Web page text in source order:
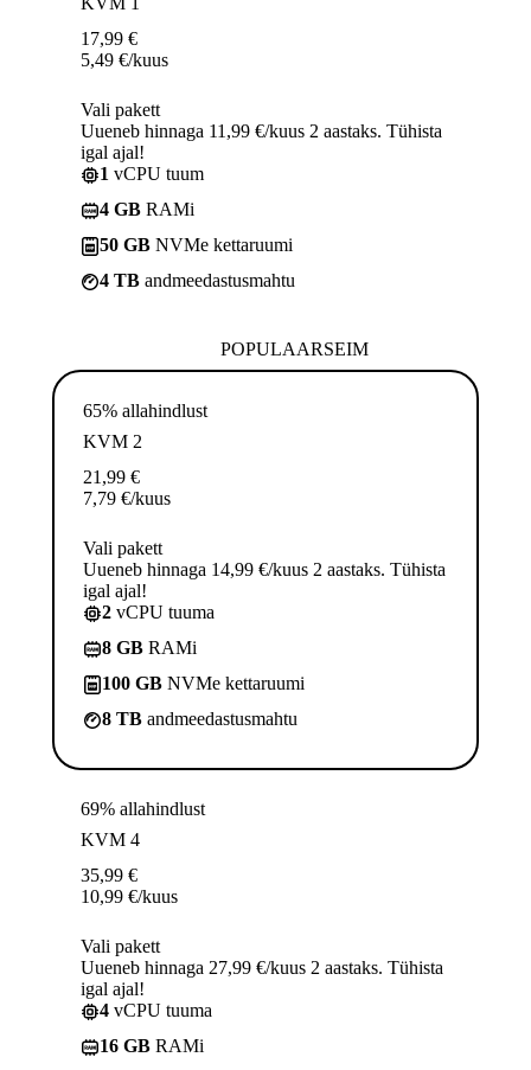
17,99 €
5,49 €/kuus
Vali pakett
Uueneb hinnaga 11,99 €/kuus 2 aastaks. Tühista
igal ajal!
1 vCPU tuum
4 GB RAMi
50 GB NVMe kettaruumi
4 TB andmeedastusmahtu
POPULAARSEIM
65% allahindlust
KVM 2
21,99 €
7,79 €/kuus
Vali pakett
Uueneb hinnaga 14,99 €/kuus 2 aastaks. Tühista
igal ajal!
2 vCPU tuuma
8 GB RAMi
100 GB NVMe kettaruumi
8 TB andmeedastusmahtu
69% allahindlust
KVM 4
35,99 €
10,99 €/kuus
Vali pakett
Uueneb hinnaga 27,99 €/kuus 2 aastaks. Tühista
igal ajal!
4 vCPU tuuma
16 GB RAMi